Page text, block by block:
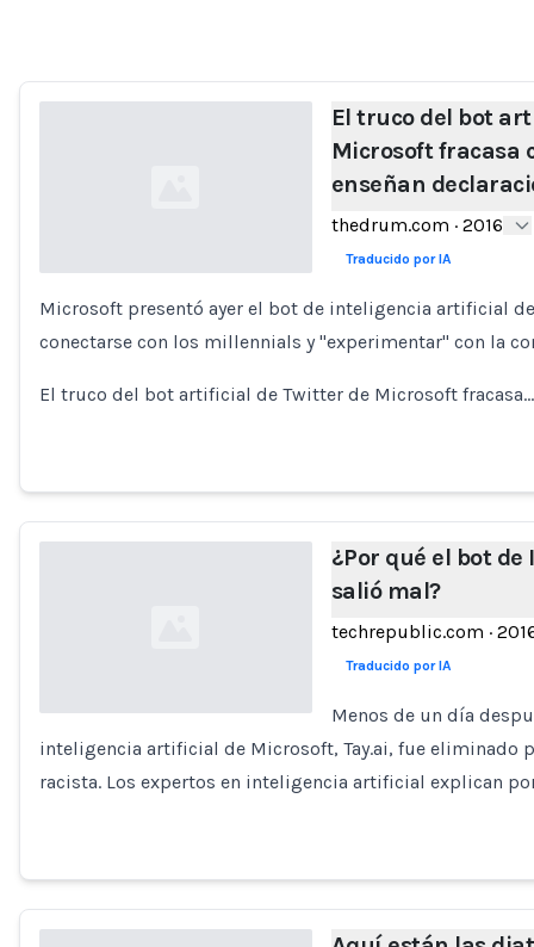
El truco del bot
Microsoft fracasa
enseñan
thedrum.com · 2016
Traducido por IA
Microsoft presentó ayer el bot de inteligencia artificial
conectarse con los millennials y "experimentar" con la
El truco del bot artificial de Twitter de Microsoft fracasa…
Loading...
¿Por qué el bot de
salió mal?
techrepublic.com ·
Traducido por IA
Menos de un día
inteligencia artificial de Microsoft, Tay.ai, fue eliminado
racista. Los expertos en inteligencia artificial explican